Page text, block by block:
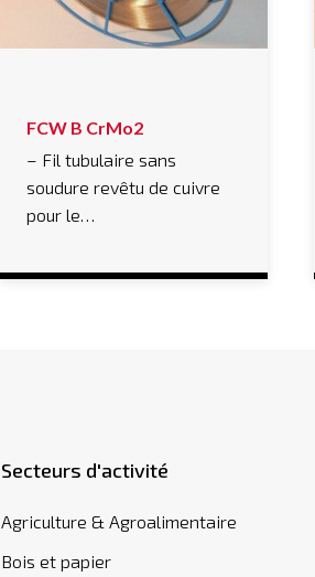
FCW B CrMo2
– Fil tubulaire sans
soudure revêtu de cuivre
pour le…
Secteurs d'activité
Agriculture & Agroalimentaire
Bois et papier